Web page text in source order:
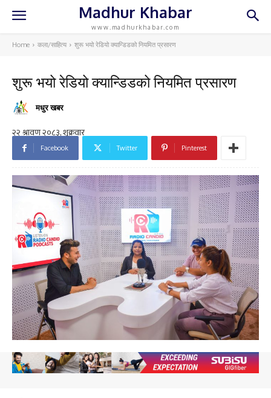
Madhur Khabar
www.madhurkhabar.com
Home कला/साहित्य शुरू भयो रेडियो क्यान्डिडको नियमित प्रसारण
शुरू भयो रेडियो क्यान्डिडको नियमित प्रसारण
मधुर खबर
Facebook Twitter Pinterest